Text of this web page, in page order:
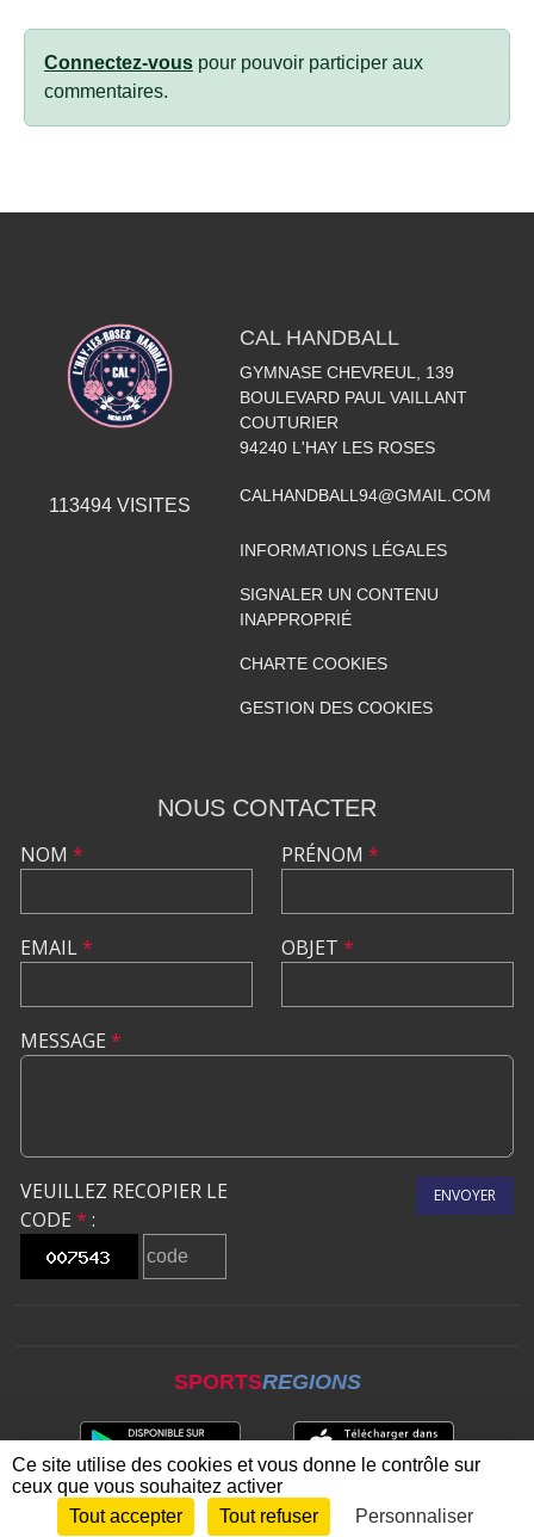
Connectez-vous pour pouvoir participer aux
commentaires.
113494VISITES
CAL HANDBALL
GYMNASE CHEVREUL, 139
BOULEVARD PAUL VAILLANT
COUTURIER
94240 L'HAY LES ROSES
CALHANDBALL94@GMAIL.COM
INFORMATIONS LÉGALES
SIGNALER UN CONTENU
INAPPROPRIÉ
CHARTE COOKIES
GESTION DES COOKIES
NOUS CONTACTER
NOM *
EMAIL*
PRÉNOM *
OBJET *
MESSAGE *
VEUILLEZ RECOPIER LE
CODE * :
ENVOYER
SPORTSREGIONS
Envie de participer ? CONNEXION
Ce site utilise des cookies et vous donne le contrôle sur
ceux que vous souhaitez activer
Tout accepter
Tout refuser Personnaliser